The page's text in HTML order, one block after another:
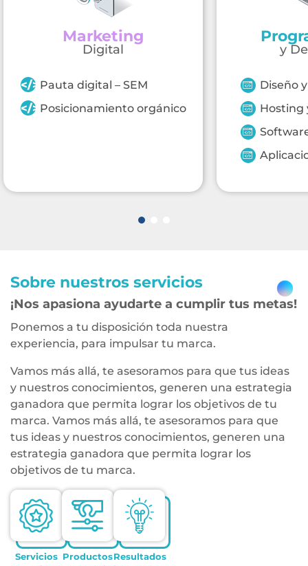
Marketing
Digital
Pauta digital – SEM
Posicionamiento orgánico
y
Diseño
Hosting
Sobre nuestros servicios
¡Nos apasiona ayudarte a cumplir tus metas!
Ponemos a tu disposición toda nuestra
experiencia, para impulsar tu marca.
Vamos más allá, te asesoramos para que tus ideas
y nuestros conocimientos, generen una estrategia
ganadora que permita lograr los objetivos de tu
marca. Vamos más allá, te asesoramos para que
tus ideas y nuestros conocimientos, generen una
estrategia ganadora que permita lograr los
objetivos de tu marca.
Servicios ProductosResultados